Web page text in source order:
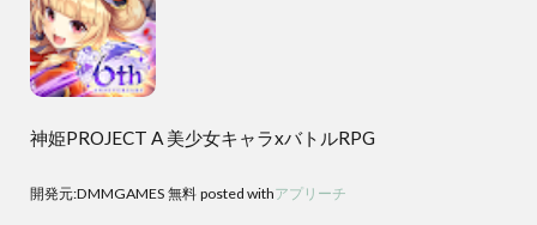
神姫PROJECT A 美少女キャラxバトルRPG
開発元:DMMGAMES 無料 posted withアプリーチ